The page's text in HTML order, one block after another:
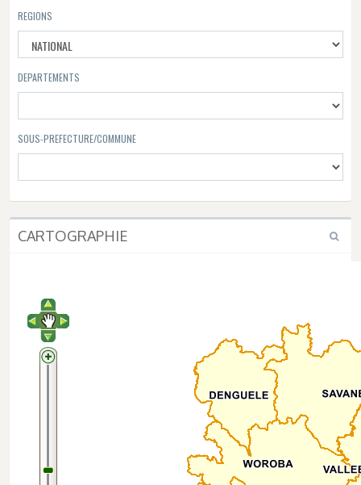
REGIONS
DEPARTEMENTS
SOUS-PREFECTURE/COMMUNE
CARTOGRAPHIE